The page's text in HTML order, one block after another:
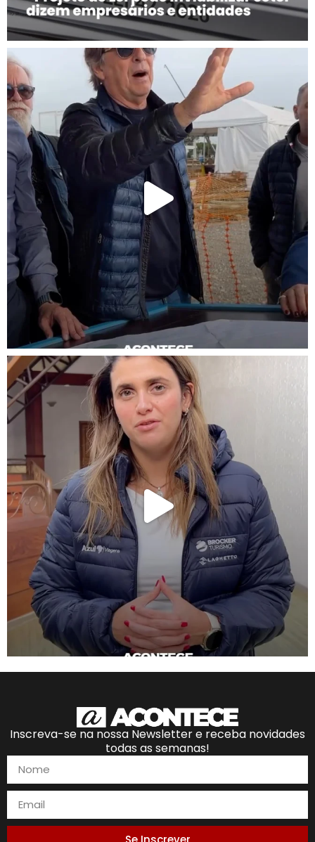
Inscreva-se na nossa Newsletter e receba novidades
todas as semanas!